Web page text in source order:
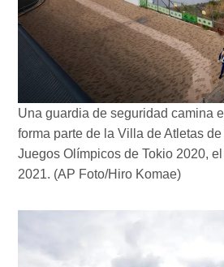
Una guardia de seguridad camina
forma parte de la Villa de Atletas
Juegos Olímpicos de Tokio 2020,
2021. (AP Foto/Hiro Komae)